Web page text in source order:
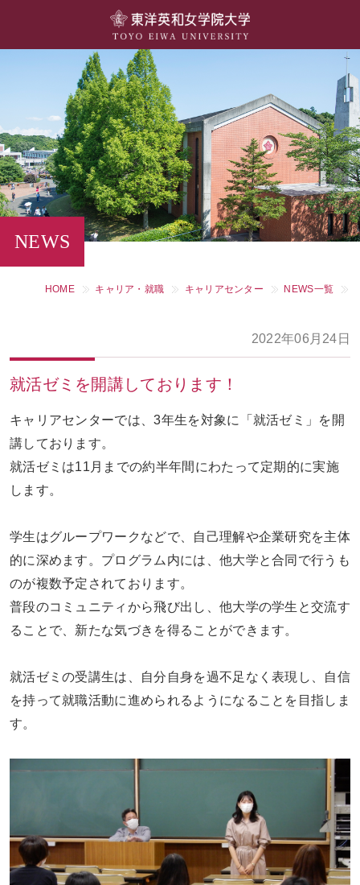
学部・学科
キャンパスライフ
留学・国際交流
キャリア・就職
NEWS
HOME キャリア・就職 キャリアセンター NEWS一覧
2022年06月24日
就活ゼミを開講しております！
キャリアセンターでは、3年生を対象に「就活ゼミ」を開
講しております。
就活ゼミは11月までの約半年間にわたって定期的に実施
します。
学生はグループワークなどで、自己理解や企業研究を主体
的に深めます。プログラム内には、他大学と合同で行うも
のが複数予定されております。
普段のコミュニティから飛び出し、他大学の学生と交流す
ることで、新たな気づきを得ることができます。
就活ゼミの受講生は、自分自身を過不足なく表現し、自信
を持って就職活動に進められるようになることを目指しま
す。